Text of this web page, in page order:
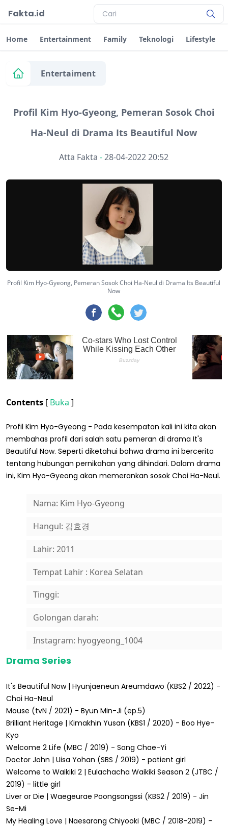
Fakta.id
Home Entertainment Family Teknologi Lifestyle
Entertaiment
Profil Kim Hyo-Gyeong, Pemeran Sosok Choi
Ha-Neul di Drama Its Beautiful Now
Atta Fakta -28-04-2022 20:52
Profil Kim Hyo-Gyeong, Pemeran Sosok Choi Ha-Neul di Drama Its Beautiful
Now
Contents [ Buka ]
Profil Kim Hyo-Gyeong - Pada kesempatan kali ini kita akan
membahas profil dari salah satu pemeran di drama It's
Beautiful Now. Seperti diketahui bahwa drama ini bercerita
tentang hubungan pernikahan yang dihindari. Dalam drama
ini, Kim Hyo-Gyeong akan memerankan sosok Choi Ha-Neul.
Nama: Kim Hyo-Gyeong
Hangul: 김효경
Lahir: 2011
Tempat Lahir : Korea Selatan
Tinggi:
Golongan darah:
Instagram: hyogyeong_1004
Drama Series
It's Beautiful Now | Hyunjaeneun Areumdawo (KBS2 / 2022) -
Choi Ha-Neul
Mouse (tvN / 2021) - Byun Min-Ji (ep.5)
Brilliant Heritage | Kimakhin Yusan (KBS1 / 2020) - Boo Hye-
Kyo
Welcome 2 Life (MBC / 2019) - Song Chae-Yi
Doctor John | Uisa Yohan (SBS / 2019) - patient girl
Welcome to Waikiki 2 | Eulachacha Waikiki Season 2 (JTBC /
2019) - little girl
Liver or Die | Waegeurae Poongsangssi (KBS2 / 2019) - Jin
Se-Mi
My Healing Love | Naesarang Chiyooki (MBC / 2018-2019) -